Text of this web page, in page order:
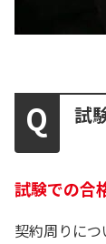
試
試験での合
契約周りにつ